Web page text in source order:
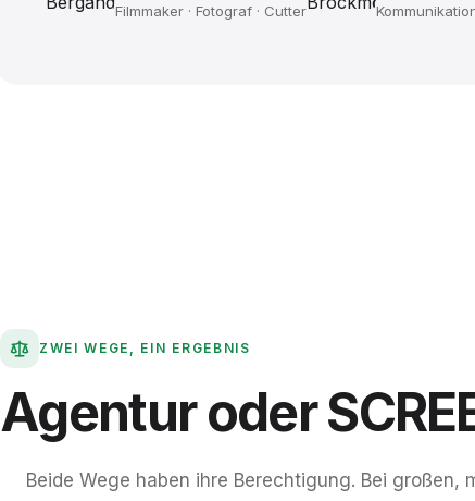
Filmmaker · Fotograf · Cutter
ZWEI WEGE, EIN ERGEBNIS
Agenturoder
Beide Wege haben ihre Berechtigung. Bei großen,